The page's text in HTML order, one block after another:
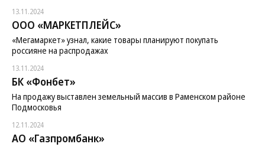
13.11.2024
ООО «МАРКЕТПЛЕЙС»
«Мегамаркет» узнал, какие товары планируют покупать
россияне на распродажах
13.11.2024
БК «Фонбет»
На продажу выставлен земельный массив в Раменском районе
Подмосковья
12.11.2024
АО «Газпромбанк»